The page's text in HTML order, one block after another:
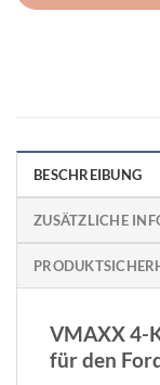
BESCHREIBUNG
ZUSÄTZLICHE
VMAXX 4-
für den